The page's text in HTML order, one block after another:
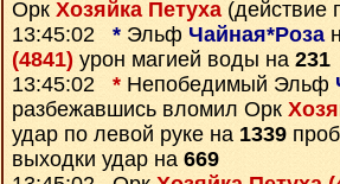
Орк Хозяйка Петуха(действие
13:45:02 * Эльф Чайная*Роза
(4841) урон магией воды на 231
13:45:02 * Непобедимый Эльф
разбежавшись вломил Орк
удар по левой руке на 1339
выходки удар на 669